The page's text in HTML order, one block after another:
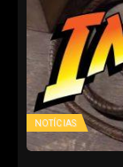
NOTÍCIAS